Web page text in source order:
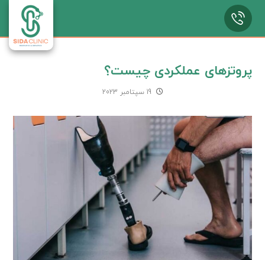
پروتزهای عملکردی چیست؟
19 سپتامبر 2023